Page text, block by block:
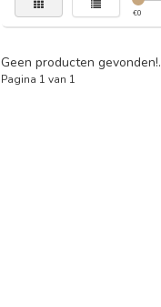
€0
Geen producten
Pagina 1 van 1